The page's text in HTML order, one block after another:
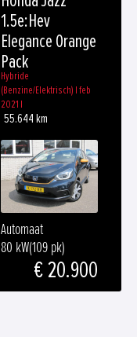
1.5e:Hev
Elegance Orange
Pack
Hybride
(Benzine/Elektrisch) | feb
2021 |
55.644 km
Automaat
80 kW(109 pk)
€ 20.900